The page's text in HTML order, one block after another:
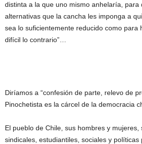
distinta a la que uno mismo anhelaría, para
alternativas que la cancha les imponga a
sea lo suficientemente reducido como para
difícil lo contrario”…
Diríamos a “confesión de parte, relevo de
Pinochetista es la cárcel de la democracia
El pueblo de Chile, sus hombres y mujeres,
sindicales, estudiantiles, sociales y políticas